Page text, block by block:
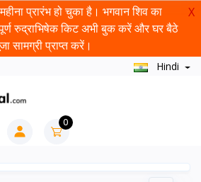
प्रारंभ हो चुका है। भगवान शिव का
रुद्राभिषेक किट अभी बुक करें और घर बैठे
सामग्री प्राप्त करें।
X
Hindi
0